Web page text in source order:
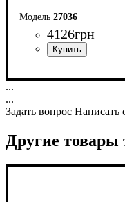
27036
4126грн
Ширина: 94 см
...
...
Задать вопрос Написать
Другие товары